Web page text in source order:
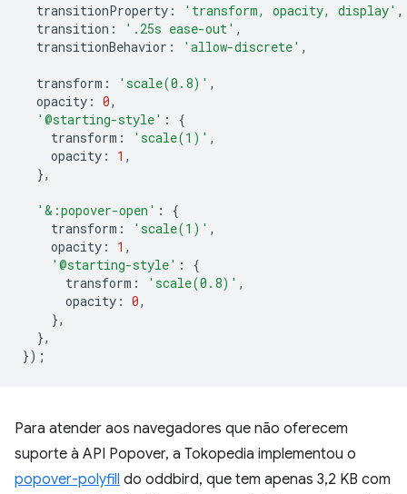
transitionProperty : 'transform, opacity, display' ,
transition : '.25s ease-out' ,
transitionBehavior : 'allow-discrete' ,
transform : 'scale(0.8)' ,
opacity : 0,
'@starting-style' :
{
transform : 'scale(1)' ,
opacity : 1 ,
},
'&:popover-open' :
{
transform : 'scale(1)' ,
opacity : 1 ,
'@starting-style' :
{
transform : 'scale(0.8)' ,
opacity : 0,
},
},
});
Para atender aos navegadores que não oferecem
suporte à API Popover, a Tokopedia implementou o
popover-polyfill do oddbird, que tem apenas 3,2 KB com